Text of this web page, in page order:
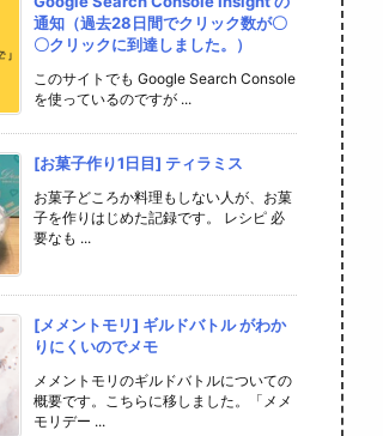
通知（過去28日間でクリック数が〇
〇クリックに到達しました。）
このサイトでも Google Search Console
を使っているのですが ...
[お菓子作り1日目] ティラミス
お菓子どころか料理もしない人が、お菓
子を作りはじめた記録です。 レシピ 必
要なも ...
[メメントモリ] ギルドバトル がわか
りにくいのでメモ
メメントモリのギルドバトルについての
概要です。こちらに移しました。「メメ
モリデー ...